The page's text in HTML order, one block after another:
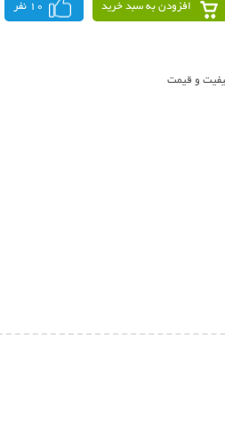
افزودن به سبد خرید 10 نفر
و قیمت